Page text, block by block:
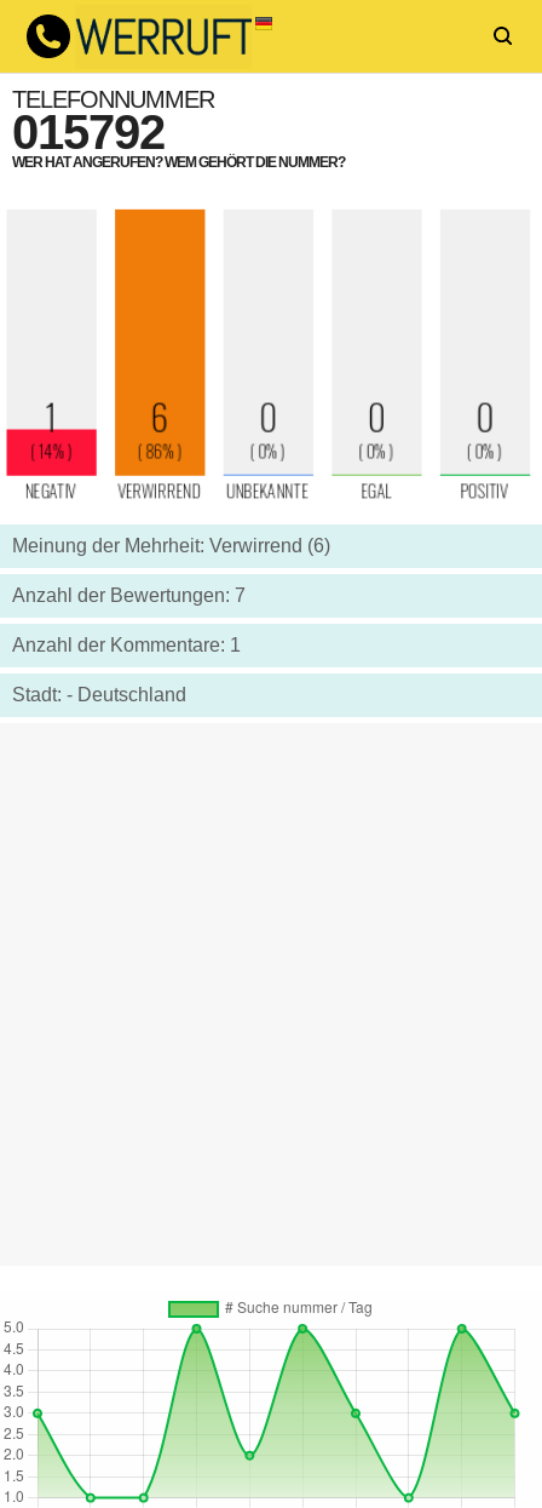
TELEFONNUMMER
015792
WER HAT ANGERUFEN? WEM GEHÖRT DIE NUMMER?
Meinung der Mehrheit: Verwirrend (6)
Anzahl der Bewertungen: 7
Anzahl der Kommentare: 1
Stadt: - Deutschland